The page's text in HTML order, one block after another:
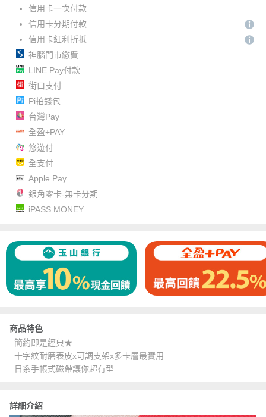
信用卡一次付款
信用卡分期付款
信用卡紅利折抵
神腦門市繳費
LINE Pay付款
街口支付
Pi拍錢包
台灣Pay
全盈+PAY
悠遊付
全支付
Apple Pay
銀角零卡-無卡分期
iPASS MONEY
商品特色
簡約即是經典★
十字紋耐磨表皮x可調支架x多卡層最實用
日系手帳式磁帶讓你超有型
詳細介紹